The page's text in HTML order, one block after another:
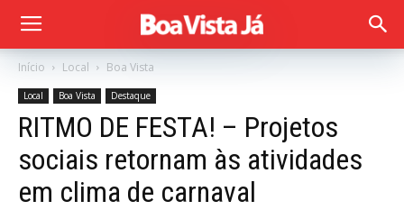
Início Local Boa Vista
Local Boa Vista Destaque
RITMO DE FESTA! – Projetos
sociais retornam às atividades
em clima de carnaval